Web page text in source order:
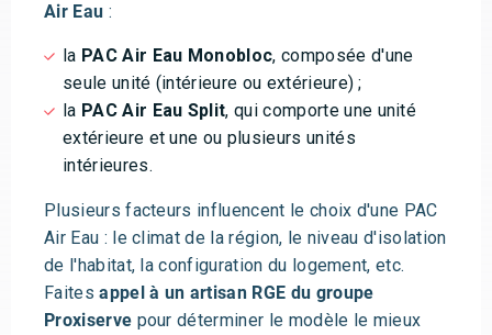
Air Eau :
la PAC Air Eau Monobloc, composée d'une
seule unité (intérieure ou extérieure) ;
la PAC Air Eau Split, qui comporte une unité
extérieure et une ou plusieurs unités
intérieures.
Plusieurs facteurs influencent le choix d'une PAC
Air Eau : le climat de la région, le niveau d'isolation
de l'habitat, la configuration du logement, etc.
Faitesappel à un artisan RGE du groupe
Proxiserve pour déterminer le modèle le mieux